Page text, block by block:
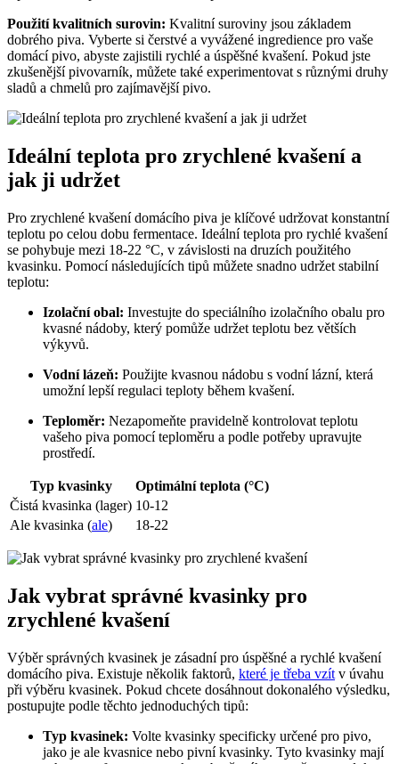
Použití kvalitních surovin: Kvalitní suroviny jsou základem
dobrého piva. Vyberte si čerstvé a vyvážené ingredience pro vaše
domácí pivo, abyste zajistili rychlé a úspěšné kvašení. Pokud jste
zkušenější pivovarník, můžete také experimentovat s různými druhy
sladů a chmelů pro zajímavější pivo.
Ideální teplota pro zrychlené kvašení a
jak ji udržet
Pro zrychlené kvašení domácího piva je klíčové udržovat konstantní
teplotu po celou dobu fermentace. Ideální teplota pro rychlé kvašení
se pohybuje mezi 18-22 °C, v závislosti na druzích použitého
kvasinku. Pomocí následujících tipů můžete snadno udržet stabilní
teplotu:
Izolační obal: Investujte do speciálního izolačního obalu pro
kvasné nádoby, který pomůže udržet teplotu bez větších
výkyvů.
Vodní lázeň: Použijte kvasnou nádobu s vodní lázní, která
umožní lepší regulaci teploty během kvašení.
Teploměr: Nezapomeňte pravidelně kontrolovat teplotu
vašeho piva pomocí teploměru a podle potřeby upravujte
prostředí.
Typ kvasinky
Optimální teplota (°C)
Čistá kvasinka (lager) 10-12
Ale kvasinka (ale) 18-22
Jak vybrat správné kvasinky pro
zrychlené kvašení
Výběr správných kvasinek je zásadní pro úspěšné a rychlé kvašení
domácího piva. Existuje několik faktorů, které je třeba vzít v úvahu
při výběru kvasinek. Pokud chcete dosáhnout dokonalého výsledku,
postupujte podle těchto jednoduchých tipů:
Typ kvasinek: Volte kvasinky specificky určené pro pivo,
jako je ale kvasnice nebo pivní kvasinky. Tyto kvasinky mají